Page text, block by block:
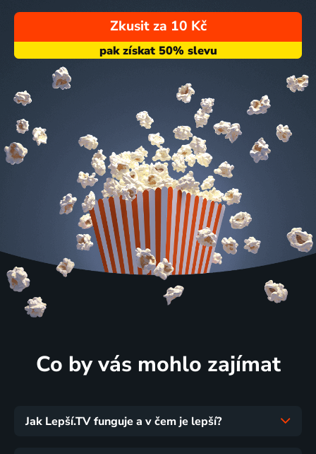
Zkusit za 10 Kč
Co by vás mohlo zajímat
Jak Lepší.TV funguje a v čem je lepší?